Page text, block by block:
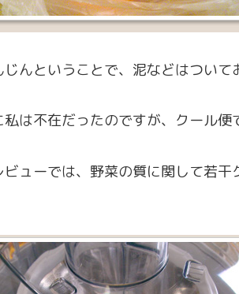
んということで、泥などはついて
私は不在だったのですが、クール
ビューでは、野菜の質に関して若